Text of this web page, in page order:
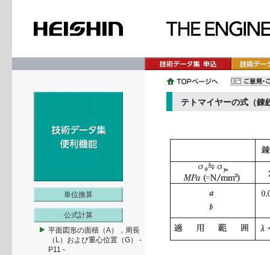
単位換算
公式計算
平面図形の面積（A），周長
（L）および重心位置（G） -
P11 -
テトマイヤーの式（錬